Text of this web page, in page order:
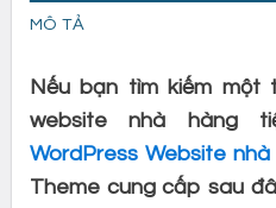
MÔ TẢ
Nếu bạn tìm kiếm
website nhà hàng
WordPress Website
Theme cung cấp sau